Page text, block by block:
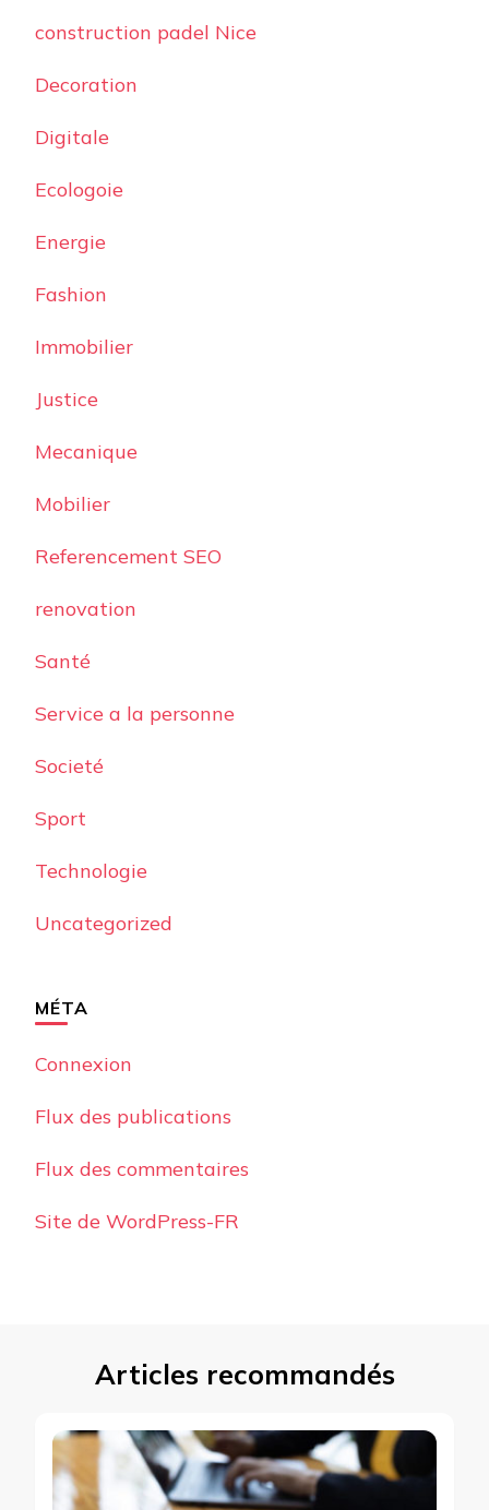
construction padel Nice
Decoration
Digitale
Ecologoie
Energie
Fashion
Immobilier
Justice
Mecanique
Mobilier
Referencement SEO
renovation
Santé
Service a la personne
Societé
Sport
Technologie
Uncategorized
MÉTA
Connexion
Flux des publications
Flux des commentaires
Site de WordPress-FR
Articles recommandés